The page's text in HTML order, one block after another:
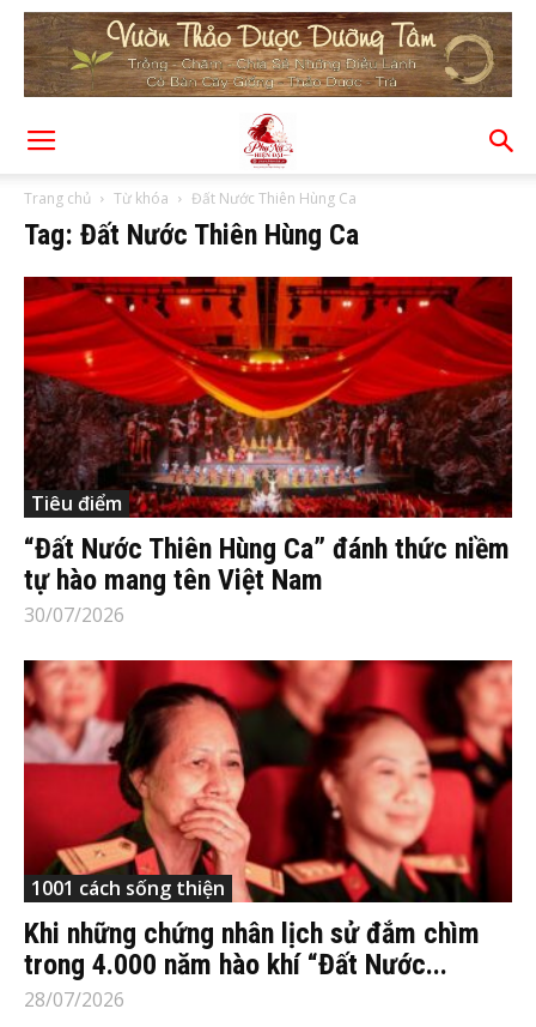
Trang chủ Từ khóa Đất Nước Thiên Hùng Ca
Tag: Đất Nước Thiên Hùng Ca
Tiêu điểm
“Đất Nước Thiên Hùng Ca” đánh thức niềm
tự hào mang tên Việt Nam
30/07/2026
1001 cách sống thiện
Khi những chứng nhân lịch sử đắm chìm
trong 4.000 năm hào khí “Đất Nước...
28/07/2026